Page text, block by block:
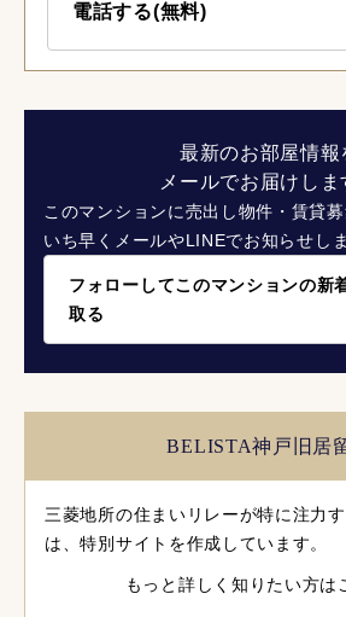
電話する(無料)
最新のお部屋情報
メールでお届けしま
このマンションに売出し物件・賃貸
いち早くメールやLINEでお知らせしま
フォローしてこのマンションの新
取る
BELISTA神戸旧居
三菱地所の住まいリレーが特に注力
は、特別サイトを作成しています。
もっと詳しく知りたい方は